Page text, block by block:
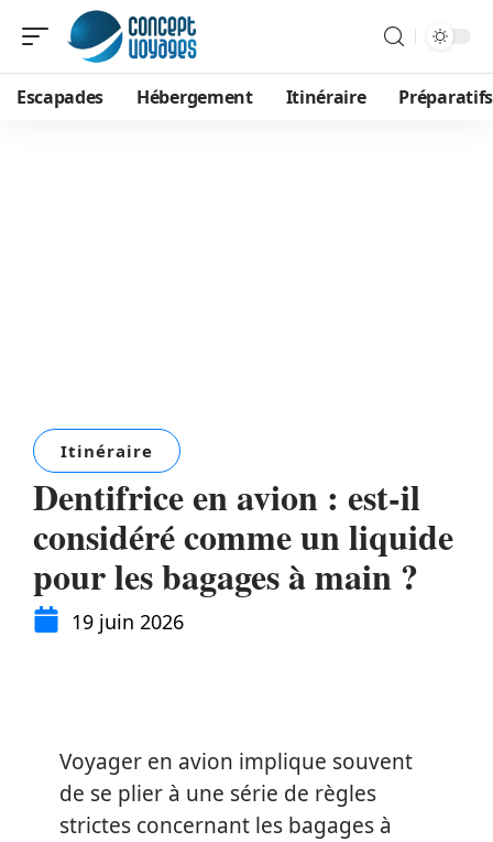
Escapades Hébergement Itinéraire Préparatifs
Itinéraire
Dentifrice en avion : est-il
considéré comme un liquide
pour les bagages à main ?
19 juin 2026
Voyager en avion implique souvent
de se plier à une série de règles
strictes concernant les bagages à